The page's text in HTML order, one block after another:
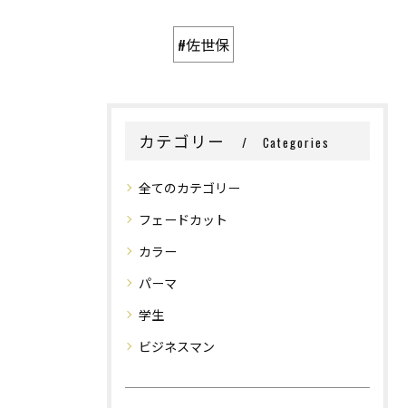
#佐世保
カテゴリー Categories
全てのカテゴリー
フェードカット
カラー
パーマ
学生
ビジネスマン